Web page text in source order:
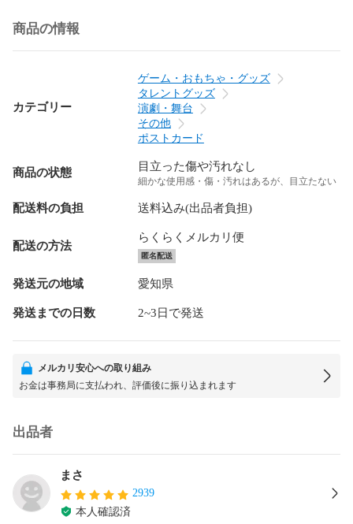
商品の情報
カテゴリー
ゲーム・おもちゃ・グッズ
タレントグッズ
演劇・舞台
その他
ポストカード
商品の状態 目立った傷や汚れなし
細かな使用感・傷・汚れはあるが、目立たない
配送料の負担 送料込み(出品者負担)
配送の方法
らくらくメルカリ便
匿名配送
発送元の地域 愛知県
発送までの日数 2~3日で発送
メルカリ安心への取り組み
お金は事務局に支払われ、評価後に振り込まれます
出品者
まさ
2939
本人確認済